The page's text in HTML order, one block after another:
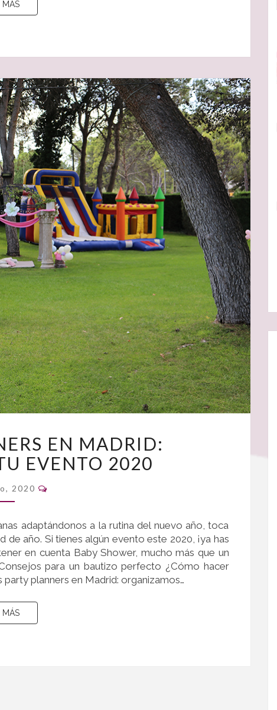
MÁSLEER MÁS
EN
MADRID:
EN MADRID:
EVENTO 2020
2020
adaptándonos a la rutina del nuevo año, toca
año. Si tienes algún evento este 2020, ¡ya has
en cuenta Baby Shower, mucho más que un
para un bautizo perfecto ¿Cómo hacer
planners en Madrid: organizamos…
MÁSLEER MÁS